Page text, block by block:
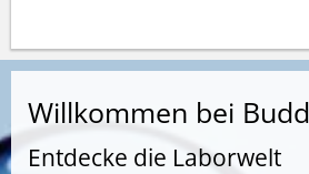
Willkommen bei
Entdecke die Laborwelt